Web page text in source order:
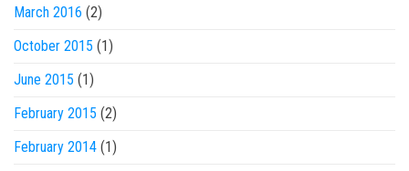
March 2016 (2)
October 2015 (1)
June 2015 (1)
February 2015 (2)
February 2014 (1)